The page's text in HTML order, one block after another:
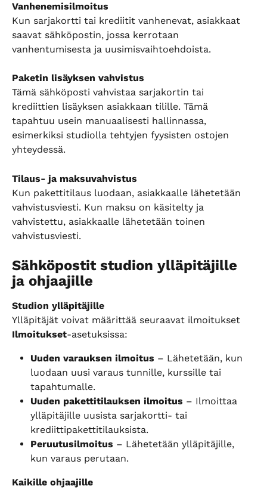
Vanhenemisilmoitus
Kun sarjakortti tai krediitit vanhenevat, asiakkaat
saavat sähköpostin, jossa kerrotaan
vanhentumisesta ja uusimisvaihtoehdoista.
Paketin lisäyksen vahvistus
Tämä sähköposti vahvistaa sarjakortin tai
krediittien lisäyksen asiakkaan tilille. Tämä
tapahtuu usein manuaalisesti hallinnassa,
esimerkiksi studiolla tehtyjen fyysisten ostojen
yhteydessä.
Tilaus- ja maksuvahvistus
Kun pakettitilaus luodaan, asiakkaalle lähetetään
vahvistusviesti. Kun maksu on käsitelty ja
vahvistettu, asiakkaalle lähetetään toinen
vahvistusviesti.
Sähköpostit studion ylläpitäjille
ja ohjaajille
Studion ylläpitäjille
Ylläpitäjät voivat määrittää seuraavat ilmoitukset
Ilmoitukset‑asetuksissa:
Uuden varauksen ilmoitus – Lähetetään, kun
luodaan uusi varaus tunnille, kurssille tai
tapahtumalle.
Uuden pakettitilauksen ilmoitus – Ilmoittaa
ylläpitäjille uusista sarjakortti- tai
krediittipakettitilauksista.
Peruutusilmoitus – Lähetetään ylläpitäjille,
kun varaus perutaan.
Kaikille ohjaajille